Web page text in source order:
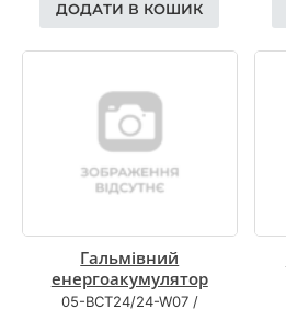
ДОДАТИ В КОШИК
Гальмiвний
енергоакумулятор
05-BCT24/24-W07/